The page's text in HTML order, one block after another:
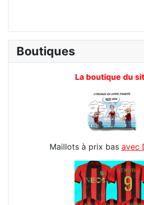
Boutiques
La boutique du
Maillots à prix bas avec